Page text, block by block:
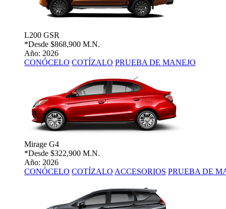
L200 GSR
*Desde $868,900 M.N.
Año: 2026
CONÓCELO COTÍZALO PRUEBA DE MANEJO
Mirage G4
*Desde $322,900 M.N.
Año: 2026
CONÓCELO COTÍZALO ACCESORIOS PRUEBA DE